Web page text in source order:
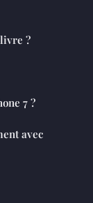
?
7 ?
avec